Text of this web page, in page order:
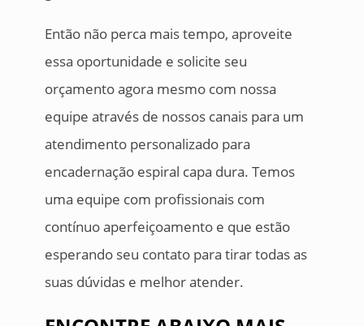
Então não perca mais tempo, aproveite
essa oportunidade e solicite seu
orçamento agora mesmo com nossa
equipe através de nossos canais para um
atendimento personalizado para
encadernação espiral capa dura. Temos
uma equipe com profissionais com
contínuo aperfeiçoamento e que estão
esperando seu contato para tirar todas as
suas dúvidas e melhor atender.